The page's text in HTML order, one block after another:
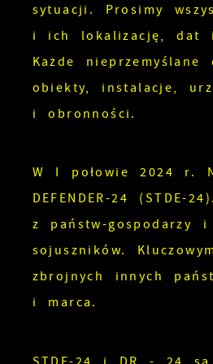
sytuacji. Prosimy
i ich lokalizację, dat i
Każde
obiekty, instalacje,
i obronności.
W I połowie 2024 r.
DEFENDER-24
z państw-gospodarzy
sojuszników.
zbrojnych innych
i marca.